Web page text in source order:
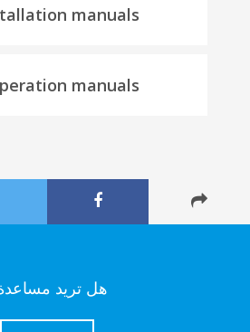
Installation manuals
Operation manuals
هل تريد مساعدة؟